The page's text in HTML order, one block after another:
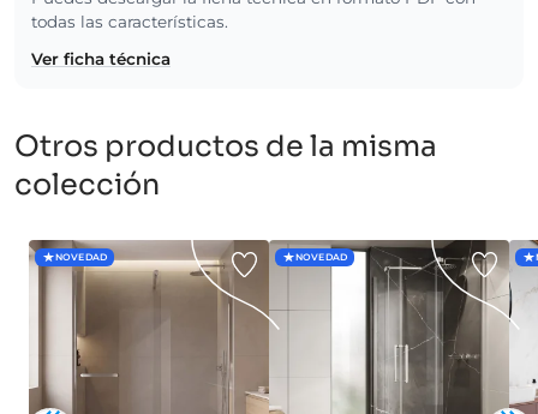
todas las características.
Ver ficha técnica
Otros productos de la misma
colección
NOVEDAD NOVEDAD